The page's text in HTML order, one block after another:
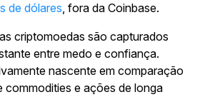
de dólares, fora da Coinbase.
criptomoedas são capturados
entre medo e confiança.
nascente em comparação
commodities e ações de longa